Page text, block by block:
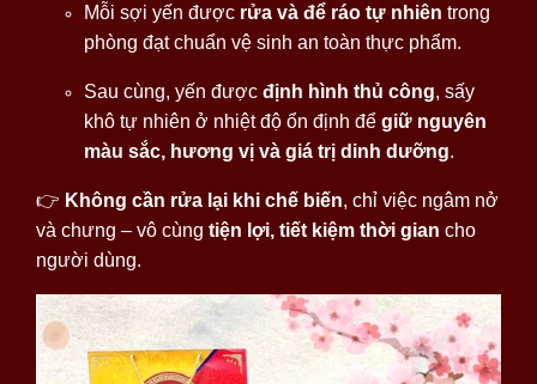
Mỗi sợi yến được rửa và để ráo tự nhiên trong
phòng đạt chuẩn vệ sinh an toàn thực phẩm.
Sau cùng, yến được định hình thủ công, sấy
khô tự nhiên ở nhiệt độ ổn định để giữ nguyên
màu sắc, hương vị và giá trị dinh dưỡng.
👉 Không cần rửa lại khi chế biến, chỉ việc ngâm nở
và chưng – vô cùng tiện lợi, tiết kiệm thời gian cho
người dùng.